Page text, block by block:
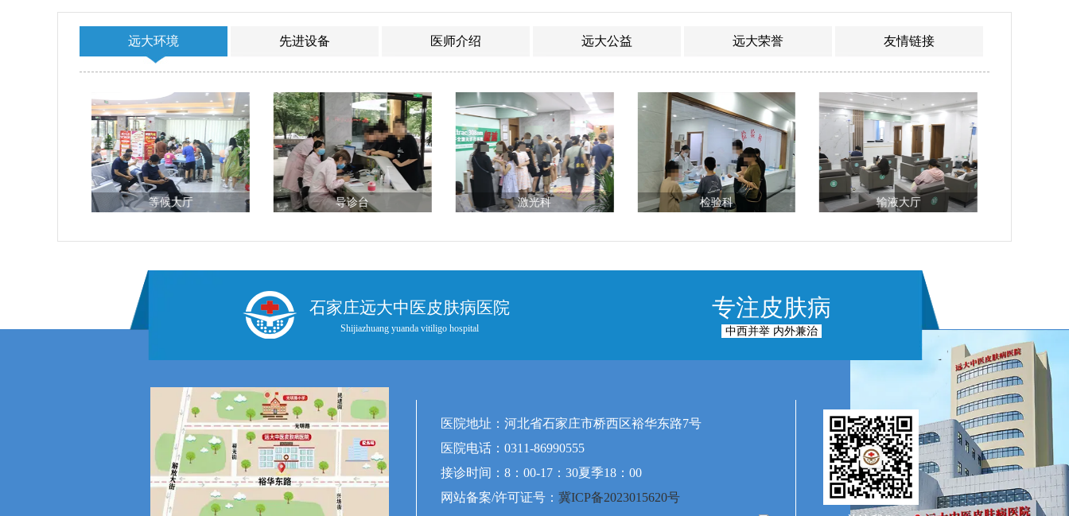
远大环境 先进设备 医师介绍 远大公益 远大荣誉 友情链接
等候大厅 导诊台 激光科 检验科 输液大厅
石家庄远大中医皮肤病医院
Shijiazhuang yuanda vitiligo hospital
专注皮肤病
中西并举 内外兼治
医院地址：河北省石家庄市桥西区裕华东路7号
医院电话：0311-86990555
接诊时间：8：00-17：30夏季18：00
网站备案/许可证号： 冀ICP备2023015620号